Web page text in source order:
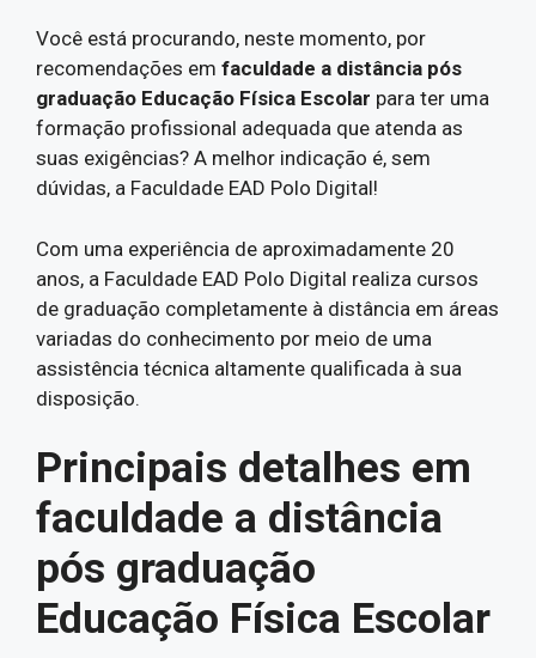
Você está procurando, neste momento, por
recomendações em faculdade a distância pós
graduação Educação Física Escolar para ter uma
formação profissional adequada que atenda as
suas exigências? A melhor indicação é, sem
dúvidas, a Faculdade EAD Polo Digital!
Com uma experiência de aproximadamente 20
anos, a Faculdade EAD Polo Digital realiza cursos
de graduação completamente à distância em áreas
variadas do conhecimento por meio de uma
assistência técnica altamente qualificada à sua
disposição.
Principais detalhes em
faculdade a distância
pós graduação
Educação Física Escolar